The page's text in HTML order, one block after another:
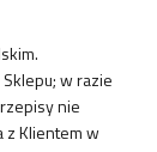
w razie
nie
z Klientem w